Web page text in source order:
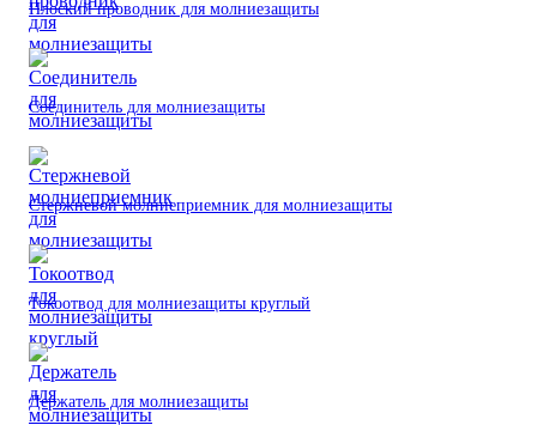
Плоский проводник для молниезащиты
Соединитель для молниезащиты
Стержневой молниеприемник для молниезащиты
Токоотвод для молниезащиты круглый
Держатель для молниезащиты